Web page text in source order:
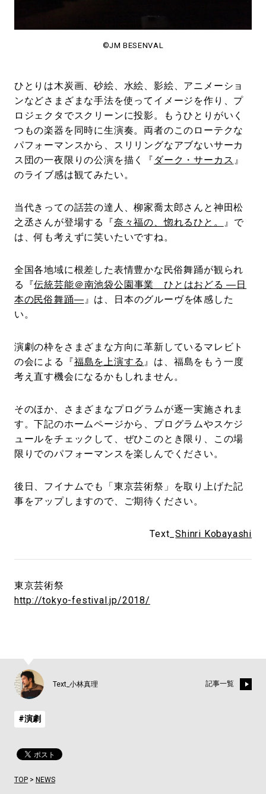
©JM BESENVAL
ひとりは木炭画、砂絵、水絵、影絵、アニメーショ
ンなどさまざまな手法を使ってイメージを作り、プ
ロジェクタでスクリーンに投影。もうひとりがいく
つもの楽器を同時に生演奏。両者のこのローテクな
パフォーマンスから、スリリングなアブないサーカ
ス団の一夜限りの公演を描く『 ダーク・サーカス 』
のライブ感は観てみたい。
当代きっての話芸の達人、柳家喬太郎さんと神田松
之丞さんが登場する『奈々福の、惚れるひと。
』で
は、何も考えずに笑いたいですね。
全国各地域に根差した表情豊かな民俗舞踊が観られ
る『伝統芸能＠南池袋公園事業 ひとはおどる ―日
本の民俗舞踊―』は、日本のグルーヴを体感した
い。
演劇の枠をさまざまな方向に革新しているマレビト
の会による『福島を上演する 』は、福島をもう一度
考え直す機会になるかもしれません。
そのほか、さまざまなプログラムが逐一実施されま
す。下記のホームページから、プログラムやスケジ
ュールをチェックして、ぜひこのとき限り、この場
限りでのパフォーマンスを楽しんでください。
後日、フイナムでも「東京芸術祭」を取り上げた記
事をアップしますので、ご期待ください。
Text_Shinri Kobayashi
東京芸術祭
http://tokyo-festival.jp/2018/
Text_小林真理 記事一覧
#演劇
TOP> NEWS